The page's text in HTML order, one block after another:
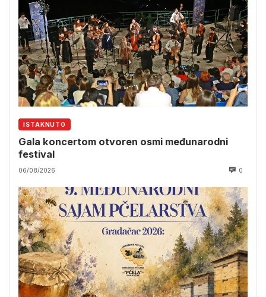
ISTAKNUTO
Gala koncertom otvoren osmi međunarodni
festival
06/08/2026 0